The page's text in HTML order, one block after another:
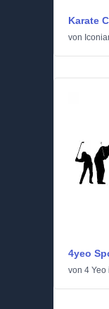
Karate
von
4yeo
von 4 Yeo